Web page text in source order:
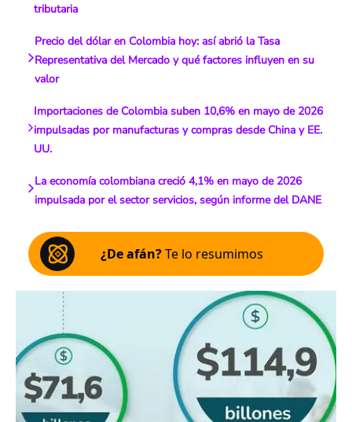
tributaria
Precio del dólar en Colombia hoy: así abrió la Tasa
Representativa del Mercado y qué factores influyen en su
valor
Importaciones de Colombia suben 10,6% en mayo de 2026
impulsadas por manufacturas y compras desde China y EE.
UU.
La economía colombiana creció 4,1% en mayo de 2026
impulsada por el sector servicios, según informe del DANE
¿De afán?Te lo resumimos